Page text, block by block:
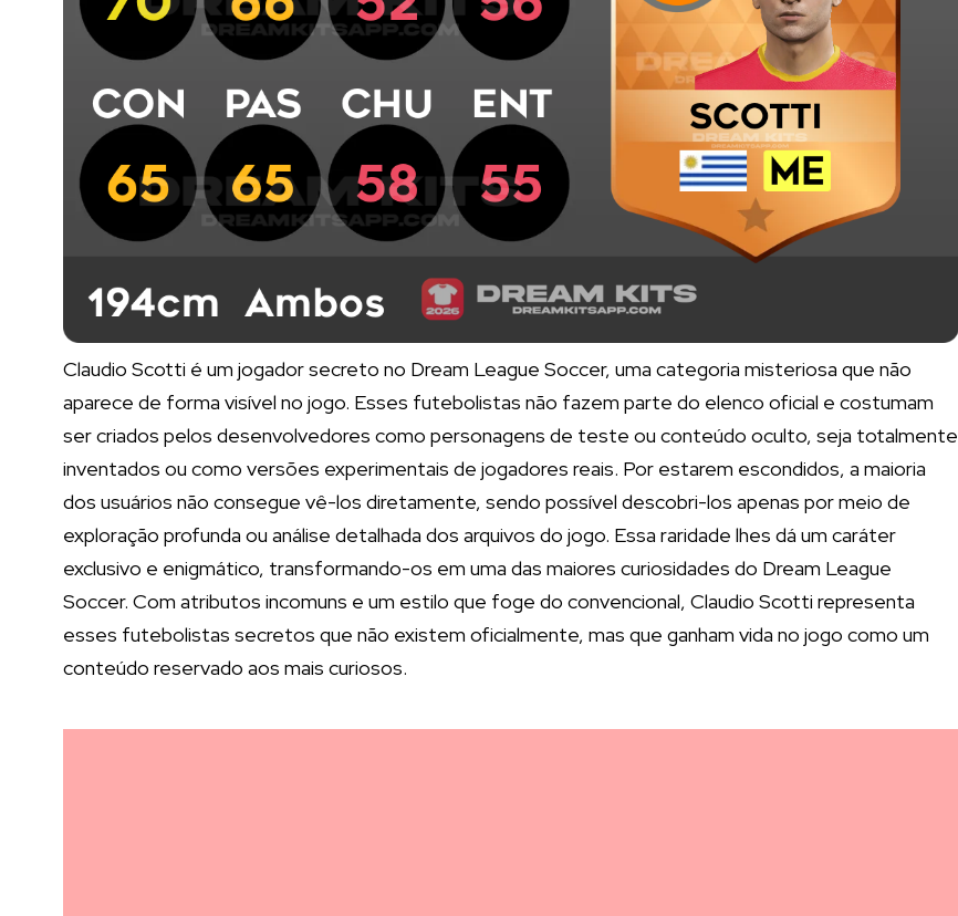
Claudio Scotti é um jogador secreto no Dream League Soccer, uma categoria misteriosa que não
aparece de forma visível no jogo. Esses futebolistas não fazem parte do elenco oficial e costumam
ser criados pelos desenvolvedores como personagens de teste ou conteúdo oculto, seja totalmente
inventados ou como versões experimentais de jogadores reais. Por estarem escondidos, a maioria
dos usuários não consegue vê-los diretamente, sendo possível descobri-los apenas por meio de
exploração profunda ou análise detalhada dos arquivos do jogo. Essa raridade lhes dá um caráter
exclusivo e enigmático, transformando-os em uma das maiores curiosidades do Dream League
Soccer. Com atributos incomuns e um estilo que foge do convencional, Claudio Scotti representa
esses futebolistas secretos que não existem oficialmente, mas que ganham vida no jogo como um
conteúdo reservado aos mais curiosos.